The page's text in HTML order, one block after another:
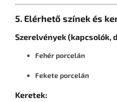
5. Elérhető színek és
Szerelvények (kapcsolók,
Fehér porcelán
Fekete porcelán
Keretek: